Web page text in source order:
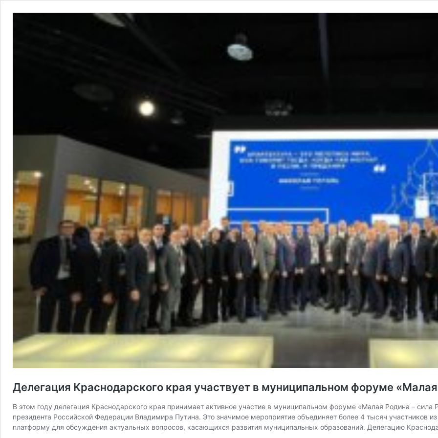
Делегация Краснодарского края участвует в муниципальном форуме
В этом году делегация Краснодарского края принимает активное участие в муниципальном форуме «Малая Родина –
президента Российской Федерации Владимира Путина. Это значимое мероприятие объединяет более 4 тысяч участников
платформу для обсуждения актуальных вопросов, касающихся развития муниципальных образований. Делегацию